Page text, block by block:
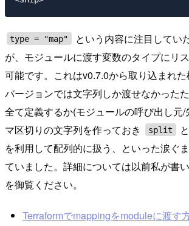
type = "map"
という内容に注目してい
が、モジュールに渡す変数のタイプにリ
可能です。これはv0.7.0から取り込まれ
バージョンでは文字列しか渡せなかった
全て定義するか(モジュールの呼び出し元
マ区切りの文字列を作っておき
split と
を利用して配列的に扱う、といった涙ぐ
ていました。詳細については以前私が書
を御覧ください。
Terraformでmappingをmoduleに渡す